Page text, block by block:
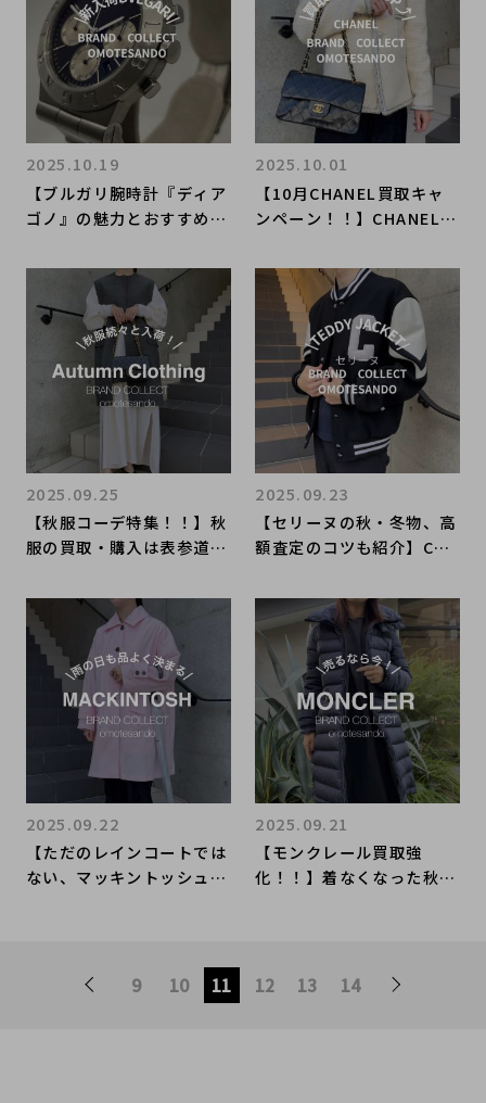
【ブルガリ腕時計『ディア
ゴノ』の魅力とおすすめポ
るなら買うなら表参道1号
店にお任せください
2025.10.19
【10月CHANEL買取キャ
ンペーン！！】CHANELが
注目買取、CHANELの買取
なら表参道1号店にお任せ
ください
2025.10.01
【秋服コーデ特集！！】秋
服の買取・購入は表参道1
2025.09.25
【セリーヌの秋・冬物、高
額査定のコツも紹介】CEL
店にお任せください
2025.09.23
【ただのレインコートでは
ない、マッキントッシュ魅
せください
2025.09.22
【モンクレール買取強
化！！】着なくなった秋・
2025.09.21
9 10 11 12 13 14